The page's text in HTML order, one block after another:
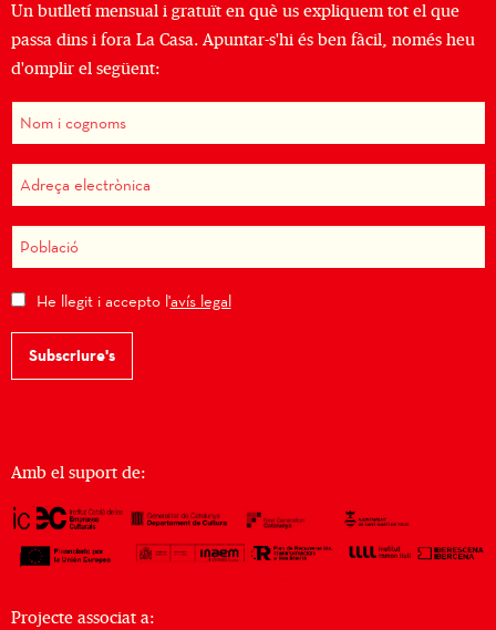
Un butlletí mensual i gratuït en què us expliquem tot el que
passa dins i fora La Casa. Apuntar-s'hi és ben fàcil, només heu
d'omplir el següent:
He llegit i accepto l'avís legal
Subscriure's
Amb el suport de:
Projecte associat a: